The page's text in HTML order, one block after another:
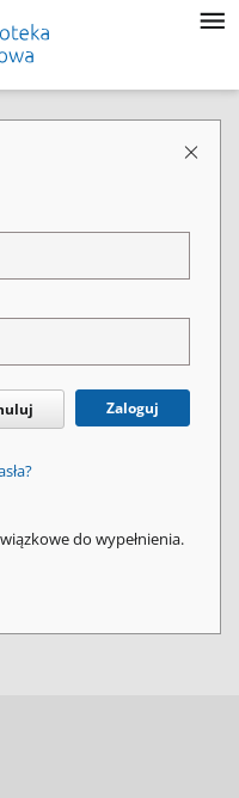
Zaloguj
do wypełnienia.